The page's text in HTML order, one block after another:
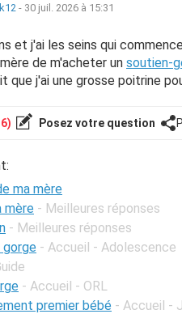
- 30 juil. 2026 à 15:31
et j'ai les seins qui
de m'acheter un soutien-
que j'ai une grosse poitrine
Posez votre question
ma mère
mère - Meilleures réponses
- Meilleures réponses
gorge - Accueil - Adolescence
- Accueil - ORL
premier bébé - Accueil -